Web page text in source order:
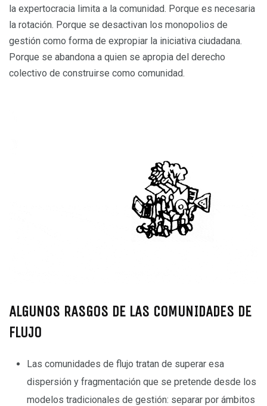
la expertocracia limita a la comunidad. Porque es necesaria
la rotación. Porque se desactivan los monopolios de
gestión como forma de expropiar la iniciativa ciudadana.
Porque se abandona a quien se apropia del derecho
colectivo de construirse como comunidad.
ALGUNOS RASGOS DE LAS COMUNIDADES DE
FLUJO
Las comunidades de flujo tratan de superar esa
dispersión y fragmentación que se pretende desde los
modelos tradicionales de gestión: separar por ámbitos